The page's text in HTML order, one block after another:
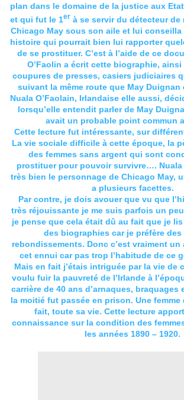
plan dans le domaine de la justice aux
et qui fut le 1erà se servir du détecteur de
Chicago May sous son aile et lui conseilla
histoire qui pourrait bien lui rapporter
de se prostituer. C’est à l’aide de ce
O’Faolin a écrit cette biographie, ainsi
coupures de presses, casiers judiciaires
suivant la même route que May Duignan
Nuala O’Faolain, Irlandaise elle aussi,
lorsqu’elle entendit parler de May
avait un probable point commun
Cette lecture fut intéressante, sur
La vie sociale difficile à cette époque, la
des femmes sans argent qui sont
prostituer pour pouvoir survivre…. Nuala
très bien le personnage de Chicago May,
a plusieurs facettes.
Par contre, je dois avouer que vu que
très réjouissante je me suis parfois un
je pense que cela était dû au fait que je
des biographies car je préfère des
rebondissements. Donc c’est vraiment
cet ennui car pas trop l’habitude de ce
Mais en fait j’étais intriguée par la vie de
voulu fuir la pauvreté de l’Irlande à
carrière de 40 ans d’arnaques,
la moitié fut passée en prison. Une femme
fait, toute sa vie. Cette lecture
connaissance sur la condition des
les années 1890 – 1920.